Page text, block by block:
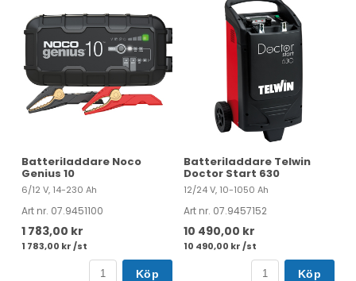
Batteriladdare Noco
Genius 10
6/12 V, 14-230 Ah
Art nr. 07.9451100
1 783,00 kr
1 783,00 kr /st
Köp
Batteriladdare Telwin
Doctor Start 630
12/24 V, 10-1050 Ah
Art nr. 07.9457152
10 490,00 kr
10 490,00 kr /st
Köp